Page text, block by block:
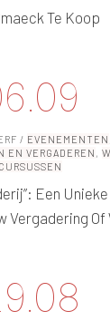
Te Koop
/ EVENEMENTEN
EN VERGADEREN ,
CURSUSSEN
Een Unieke
Vergadering Of